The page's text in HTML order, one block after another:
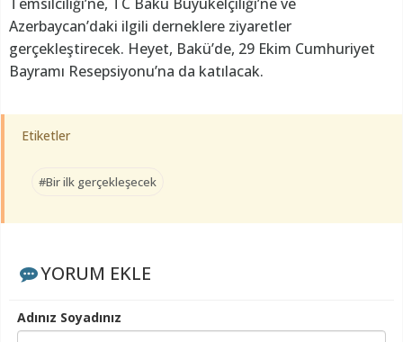
Azerbaycan’daki ilgili derneklere ziyaretler
gerçekleştirecek. Heyet, Bakü’de, 29 Ekim Cumhuriyet
Bayramı Resepsiyonu’na da katılacak.
Etiketler
#Bir ilk gerçekleşecek
YORUM EKLE
Adınız Soyadınız